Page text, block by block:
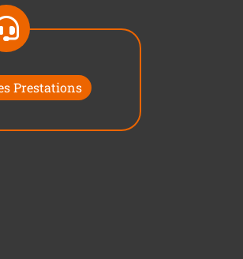
Prestations